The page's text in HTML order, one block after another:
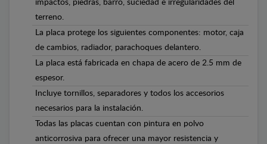
impactos, piedras, barro, suciedad e irregularidades del
terreno.
La placa protege los siguientes componentes: motor, caja
de cambios, radiador, parachoques delantero.
La placa está fabricada en chapa de acero de 2.5 mm de
espesor.
Incluye tornillos, separadores y todos los accesorios
necesarios para la instalación.
Todas las placas cuentan con pintura en polvo
anticorrosiva para ofrecer una mayor resistencia y